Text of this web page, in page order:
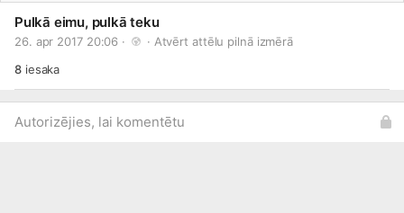
Pulkā eimu, pulkā teku
26. apr 2017 20:06 · · Atvērt attēlu pilnā izmērā
8iesaka
Autorizējies, lai komentētu